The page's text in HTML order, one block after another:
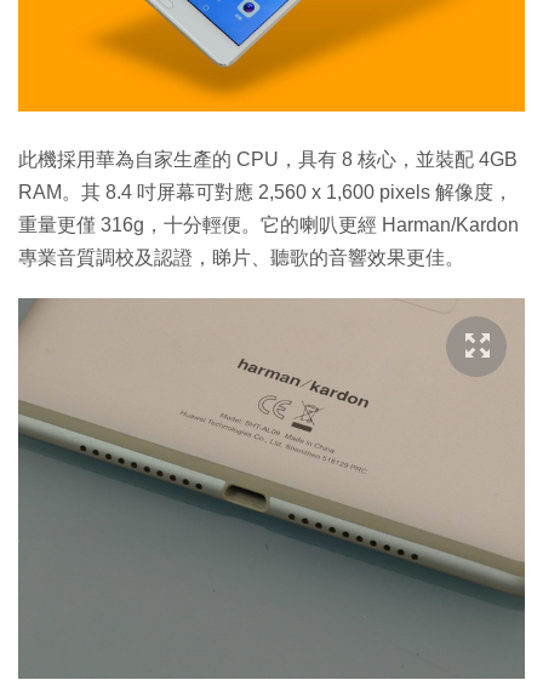
此機採用華為自家生產的 CPU，具有 8 核心，並裝配 4GB
RAM。其 8.4 吋屏幕可對應 2,560 x 1,600 pixels 解像度，
重量更僅 316g，十分輕便。它的喇叭更經 Harman/Kardon
專業音質調校及認證，睇片、聽歌的音響效果更佳。